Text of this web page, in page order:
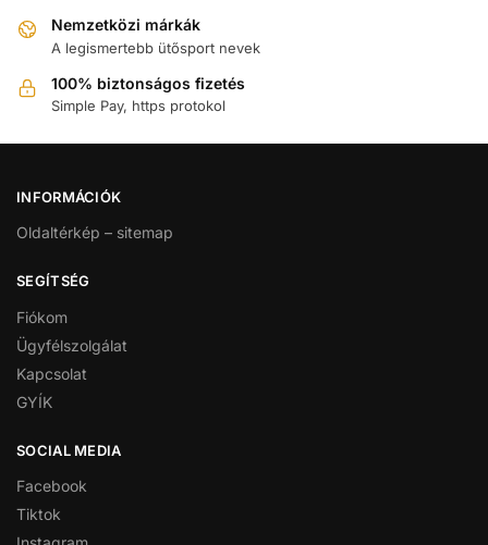
Nemzetközi márkák
A legismertebb ütősport nevek
100% biztonságos fizetés
Simple Pay, https protokol
INFORMÁCIÓK
Oldaltérkép – sitemap
SEGÍTSÉG
Fiókom
Ügyfélszolgálat
Kapcsolat
GYÍK
SOCIAL MEDIA
Facebook
Tiktok